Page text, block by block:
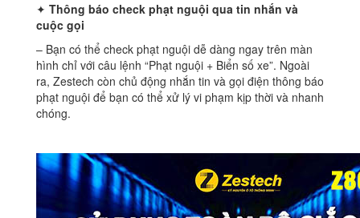
✦ Thông báo check phạt nguội qua tin nhắn và
cuộc gọi
– Bạn có thể check phạt nguội dễ dàng ngay trên màn
hình chỉ với câu lệnh “Phạt nguội + Biển số xe”. Ngoài
ra, Zestech còn chủ động nhắn tin và gọi điện thông báo
phạt nguội để bạn có thể xử lý vi phạm kịp thời và nhanh
chóng.